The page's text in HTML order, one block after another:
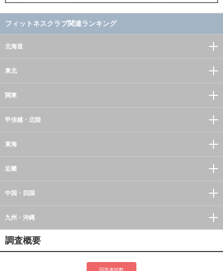
フィットネスクラブ関連ランキング
北海道
東北
関東
甲信越・北陸
東海
近畿
中国・四国
九州・沖縄
調査概要
回答者総数